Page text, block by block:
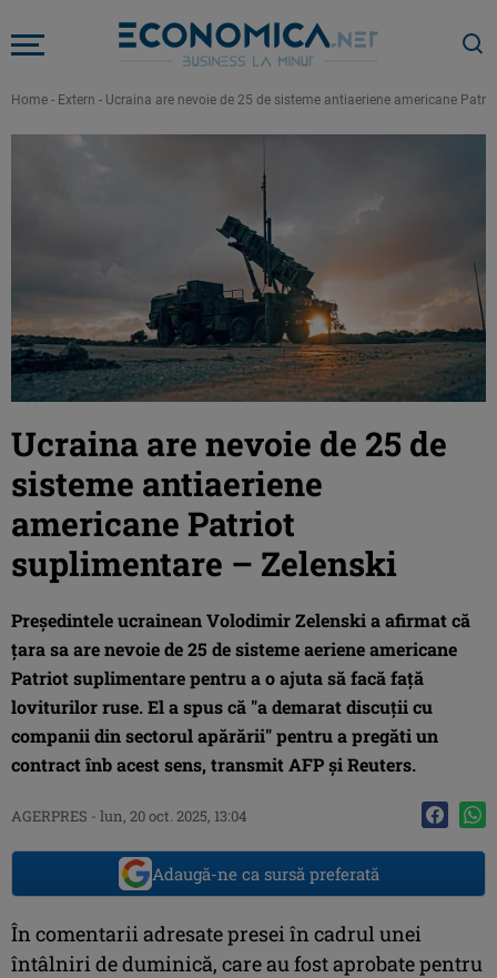
Home - Extern - Ucraina are nevoie de 25 de sisteme antiaeriene americane
Ucraina are nevoie de 25 de
sisteme antiaeriene
americane Patriot
suplimentare – Zelenski
Preşedintele ucrainean Volodimir Zelenski a afirmat că
ţara sa are nevoie de 25 de sisteme aeriene americane
Patriot suplimentare pentru a o ajuta să facă faţă
loviturilor ruse. El a spus că "a demarat discuţii cu
companii din sectorul apărării" pentru a pregăti un
contract înb acest sens, transmit AFP şi Reuters.
AGERPRES - lun, 20 oct. 2025, 13:04
Adaugă-ne ca sursă preferată
În comentarii adresate presei în cadrul unei
întâlniri de duminică, care au fost aprobate pentru